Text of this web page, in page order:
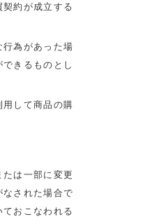
約が成立する
行為があった場
きるものとし
用して商品の購
は一部に変更
された場合で
おこなわれる